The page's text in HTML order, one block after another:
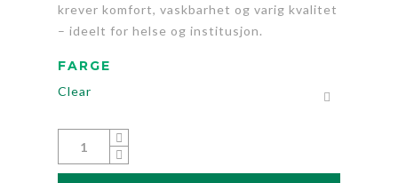
krever komfort, vaskbarhet og varig kvalitet
– ideelt for helse og institusjon.
FARGE
Clear